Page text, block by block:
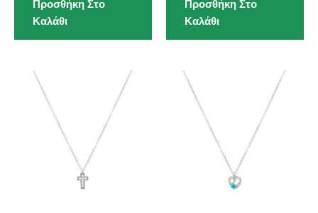
200,00 €.είναι:
Προσθήκη Στο
Καλάθι
220,00 €.είναι:
Προσθήκη Στο
Καλάθι